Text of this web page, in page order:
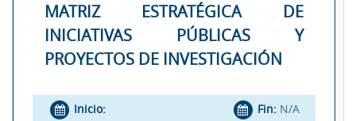
MATRIZ ESTRATÉGICA DE
INICIATIVAS PÚBLICAS Y
PROYECTOS DE INVESTIGACIÓN
Inicio:
Fin:N/A